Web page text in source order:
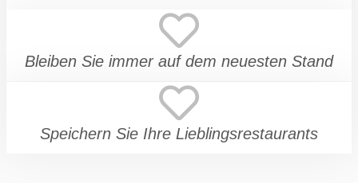
Bleiben Sie immer auf dem neuesten Stand
Speichern Sie Ihre Lieblingsrestaurants